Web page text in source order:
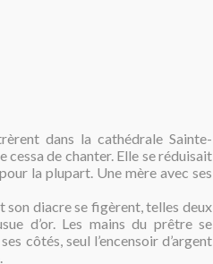
dans la cathédrale Sainte-
de chanter. Elle se réduisait
la plupart. Une mère avec ses
son diacre se figèrent, telles deux
d’or. Les mains du prêtre se
côtés, seul l’encensoir d’argent